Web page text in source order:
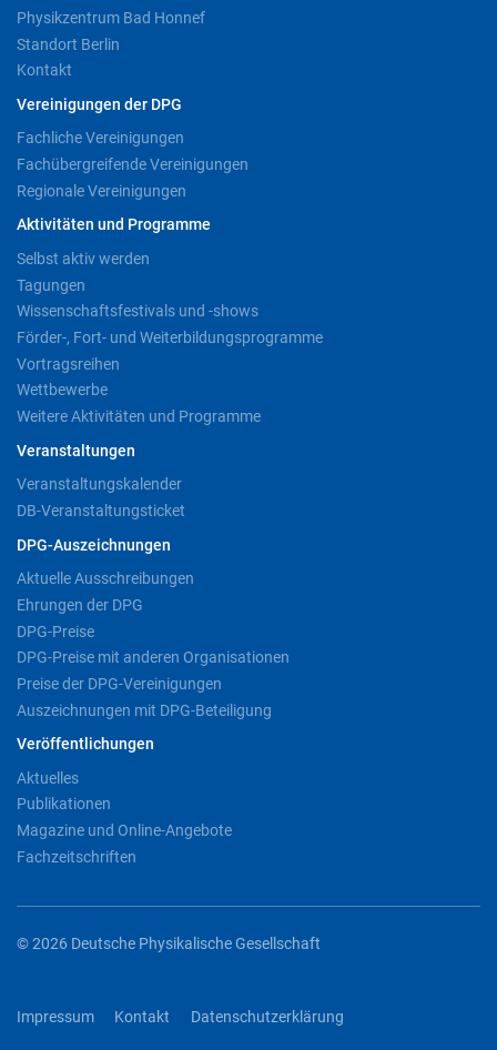
Physikzentrum Bad Honnef
Standort Berlin
Kontakt
Vereinigungen der DPG
Fachliche Vereinigungen
Fachübergreifende Vereinigungen
Regionale Vereinigungen
Aktivitäten und Programme
Selbst aktiv werden
Tagungen
Wissenschaftsfestivals und -shows
Förder-, Fort- und Weiterbildungsprogramme
Vortragsreihen
Wettbewerbe
Weitere Aktivitäten und Programme
Veranstaltungen
Veranstaltungskalender
DB-Veranstaltungsticket
DPG-Auszeichnungen
Aktuelle Ausschreibungen
Ehrungen der DPG
DPG-Preise
DPG-Preise mit anderen Organisationen
Preise der DPG-Vereinigungen
Auszeichnungen mit DPG-Beteiligung
Veröffentlichungen
Aktuelles
Publikationen
Magazine und Online-Angebote
Fachzeitschriften
© 2026 Deutsche Physikalische Gesellschaft
Impressum Kontakt Datenschutzerklärung